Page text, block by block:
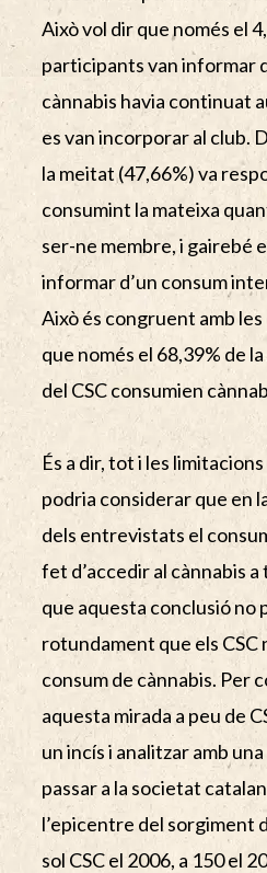
Això vol dir que només el
participants van informar
cànnabis havia continuat
es van incorporar al club.
la meitat (47,66%) va
consumint la mateixa
ser-ne membre, i gairebé
informar d’un consum
Això és congruent amb
que només el 68,39% de
del CSC consumien
És a dir, tot i les
podria considerar que en
dels entrevistats el
fet d’accedir al cànnabis a
que aquesta conclusió no
rotundament que els CSC
consum de cànnabis. Per
aquesta mirada a peu de
un incís i analitzar amb
passar a la societat
l’epicentre del sorgiment
sol CSC el 2006, a 150 el